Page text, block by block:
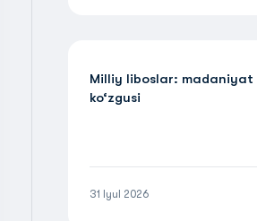
Milliy liboslar: madaniyat
ko‘zgusi
31 Iyul 2026